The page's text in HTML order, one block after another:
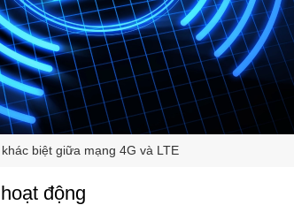
biệt giữa mạng 4G và LTE
động